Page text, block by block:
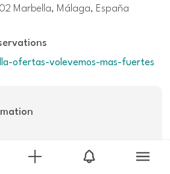
Marbella, Málaga, España
ofertas-volevemos-mas-fuertes
y 270€ noche (tarifa